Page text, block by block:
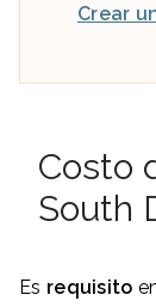
Crear
Costo
South
Es requisito